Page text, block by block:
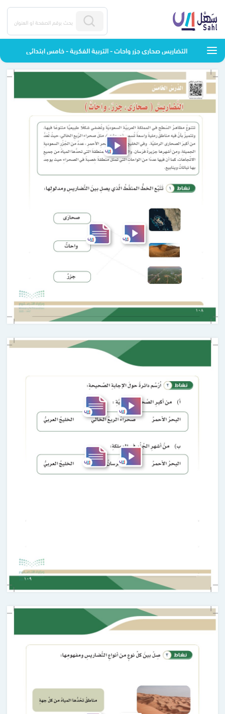
التضاريس صحاري جزر واحات - التربية الفكرية - خامس ابتدائي